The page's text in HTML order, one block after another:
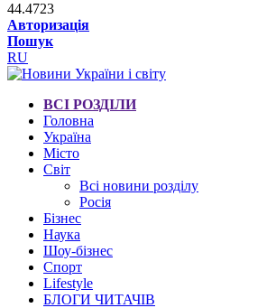
44.4723
Авторизація
Пошук
RU
ВСІ РОЗДІЛИ
Головна
Україна
Місто
Світ
Всі новини розділу
Росія
Бізнес
Наука
Шоу-бізнес
Спорт
Lifestyle
БЛОГИ ЧИТАЧІВ